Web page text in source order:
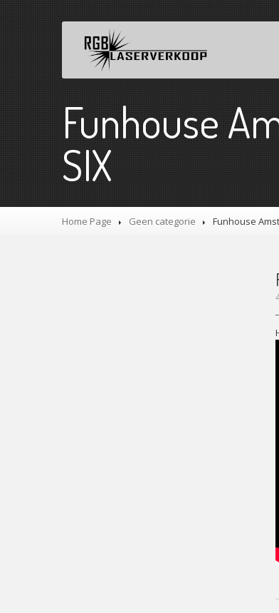
Funhouse
SIX
Home Page Geen categorie Funhouse